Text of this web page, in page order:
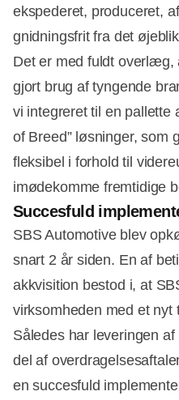
ekspederet, produceret,
gnidningsfrit fra det
Det er med fuldt overlæg,
gjort brug af tyngende
vi integreret til en pallette
of Breed” løsninger, som
fleksibel i forhold til
imødekomme fremtidige
Succesfuld
SBS Automotive blev
snart 2 år siden. En af
akkvisition bestod i, at
virksomheden med et nyt
Således har leveringen
del af
en succesfuld